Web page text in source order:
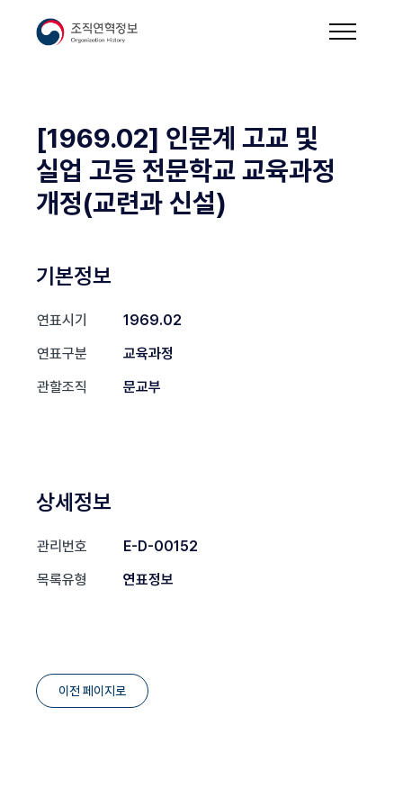
[1969.02] 인문계 고교 및
실업 고등 전문학교 교육과정
개정(교련과 신설)
기본정보
연표시기
1969.02
연표구분
교육과정
관할조직
문교부
상세정보
관리번호
E-D-00152
목록유형
연표정보
이전 페이지로